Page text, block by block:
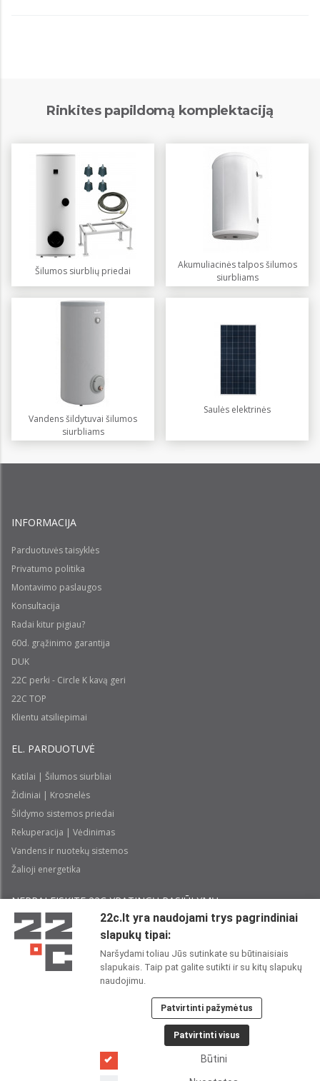
Rinkites papildomą komplektaciją
Šilumos siurblių priedai
Akumuliacinės talpos šilumos
siurbliams
Vandens šildytuvai šilumos
siurbliams
Saulės elektrinės
INFORMACIJA
Parduotuvės taisyklės
Privatumo politika
Montavimo paslaugos
Konsultacija
Radai kitur pigiau?
60d. grąžinimo garantija
DUK
22C perki - Circle K kavą geri
22C TOP
Klientu atsiliepimai
EL. PARDUOTUVĖ
Katilai | Šilumos siurbliai
Židiniai | Krosnelės
Šildymo sistemos priedai
Rekuperacija | Vėdinimas
Vandens ir nuotekų sistemos
Žalioji energetika
NEPRALEISKITE 22С YPATINGŲ PASIŪLYMŲ:
Perskaičiau ir sutinku su 22CPrivatumo politika
22C SOCIALINIUOSE TINKLUOSE:
22c.lt yra naudojami trys pagrindiniai
slapukų tipai:
Naršydami toliau Jūs sutinkate su būtinaisiais
slapukais. Taip pat galite sutikti ir su kitų slapukų
naudojimu.
Patvirtinti pažymėtus
Patvirtinti visus
Būtini